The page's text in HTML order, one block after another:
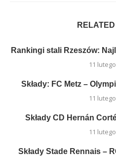
Rankingi stali Rzeszów:
11
Składy: FC Metz –
11
Składy CD Hernán
11
Składy Stade Rennais –